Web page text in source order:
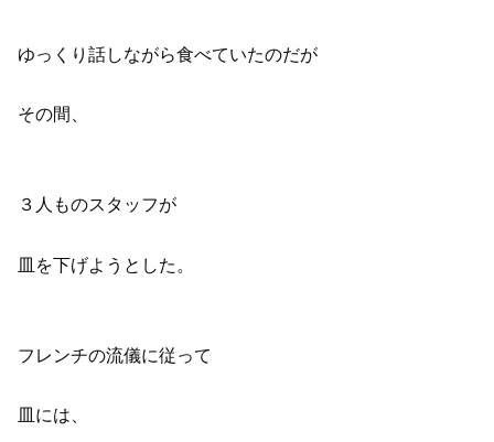
ゆっくり話しながら食べていたのだが
その間、
３人ものスタッフが
皿を下げようとした。
フレンチの流儀に従って
皿には、